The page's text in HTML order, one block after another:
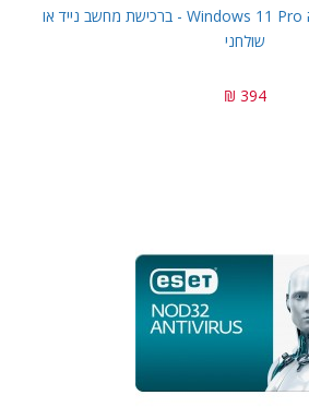
התקנת מערכת הפעלה Windows 11 Pro - ברכישת מחשב נייד או
שולחני
394 ₪